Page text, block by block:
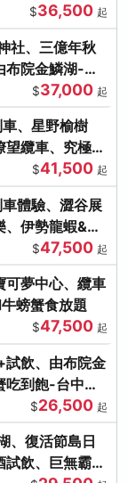
$36,500 起
社、三億年秋
布院金鱗湖-台
$37,000 起
、星野榆樹
纜車、究極海
$41,500 起
體驗、澀谷展
伊勢龍蝦&海
$47,500 起
可夢中心、纜車
螃蟹食放題
$47,500 起
試飲、由布院金
吃到飽-台中出
$26,500 起
、復活節島日
飲、巨無霸熊